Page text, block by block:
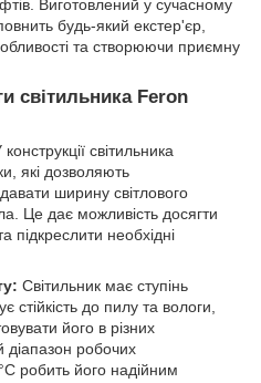
Виготовлений у сучасному
будь-який екстер'єр,
та створюючи приємну
світильника Feron
конструкції світильника
які дозволяють
ширину світлового
Це дає можливість досягти
підкреслити необхідні
Світильник має ступінь
стійкість до пилу та вологи,
його в різних
робочих
робить його надійним